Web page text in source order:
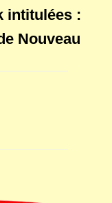
intitulées :
Nouveau